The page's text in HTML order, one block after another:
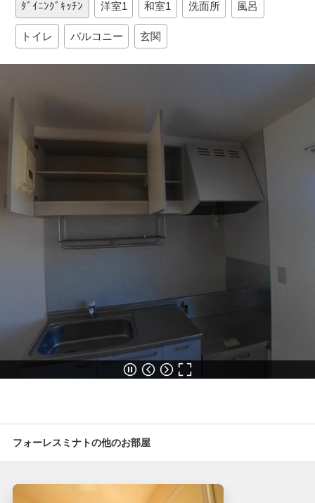
ﾀﾞｲﾆﾝｸﾞｷｯﾁﾝ 洋室1 和室1 洗面所 風呂
トイレ バルコニー 玄関
フォーレスミナトの他のお部屋